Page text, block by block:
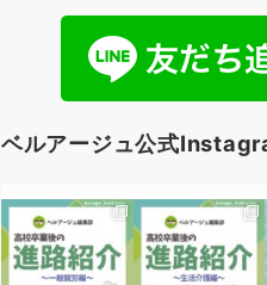
ベルアージュ公式